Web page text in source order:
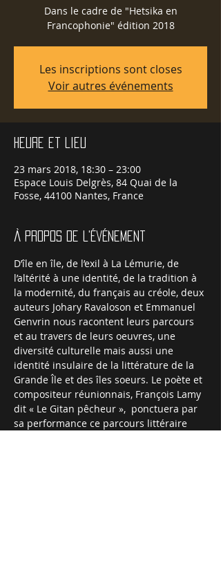
Dans le cadre de "Hetsika en
Francophonie" édition 2018
Les inscriptions sont closes
Voir autres événements
Heure et lieu
23 mars 2018, 18:30 – 23:00
Espace Louis Delgrès, 84 Quai de la
Fosse, 44100 Nantes, France
À propos de l'événement
D’île en île, de l’exil à La Lémurie, de
l’altérité à une identité, de la tradition à
la modernité, du français au créole, deux
auteurs Johary Ravaloson et Emmanuel
Genvrin nous racontent leurs parcours
et au travers de leurs oeuvres, une
diversité culturelle mais aussi une
identité insulaire de la littérature de la
Grande Île et des îles soeurs. Le poète et
compositeur réunionnais, François Lamy
dit « Le Gitan pêcheur »,  ponctuera par
sa performance ce parcours littéraire